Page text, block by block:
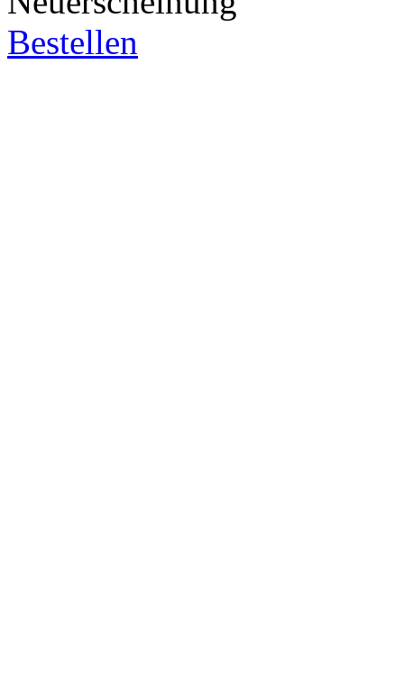
Bestellen